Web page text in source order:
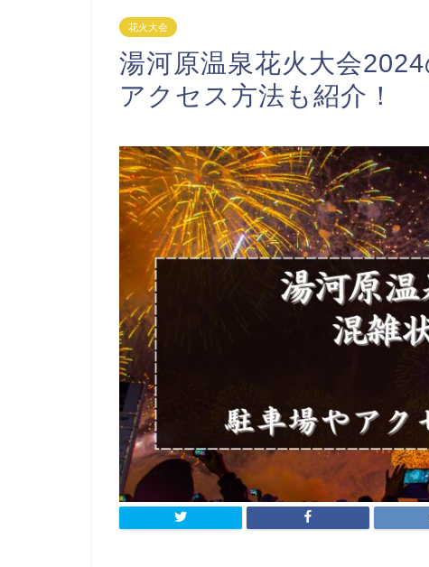
花火大会
湯河原温泉花火大会
アクセス方法も紹介！